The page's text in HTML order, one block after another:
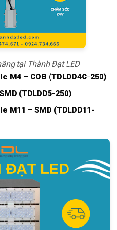
tại Thành Đạt LED
M4 – COB (TDLDD4C-250)
(TDLDD5-250)
M11 – SMD (TDLDD11-